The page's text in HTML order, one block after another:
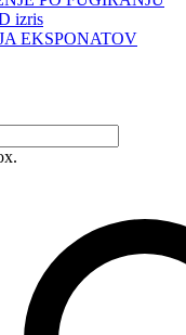
izris
EKSPONATOV